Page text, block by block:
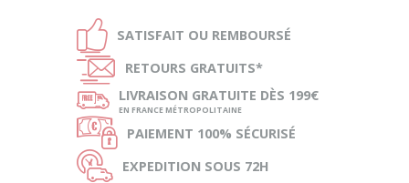
Ð SATISFAIT OU REMBOURSÉ
Ñ RETOURS GRATUITS*
ø LIVRAISON GRATUITE DÈS 199€
EN FRANCE MÉTROPOLITAINE
Ø PAIEMENT 100% SÉCURISÉ
Ù EXPEDITION SOUS 72H